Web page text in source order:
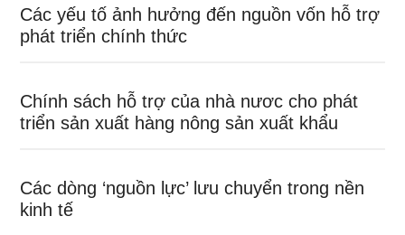
Các yếu tố ảnh hưởng đến nguồn vốn hỗ trợ
phát triển chính thức
Chính sách hỗ trợ của nhà nươc cho phát
triển sản xuất hàng nông sản xuất khẩu
Các dòng ‘nguồn lực’ lưu chuyển trong nền
kinh tế